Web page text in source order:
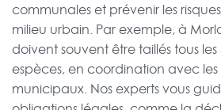
communales et prévenir les
milieu urbain. Par exemple, à
doivent souvent être taillés tous les
espèces, en coordination avec les
municipaux. Nos experts vous